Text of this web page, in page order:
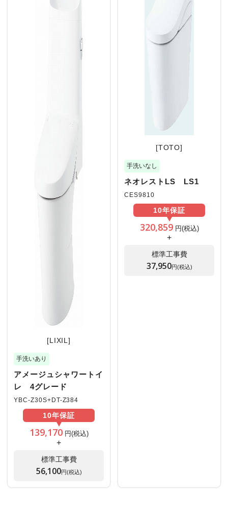
[LIXIL]
手洗いあり
アメージュシャワートイ
レ 4グレード
YBC-Z30S+DT-Z384
10年保証
139,170円(税込)
+
標準工事費
56,100円(税込)
[TOTO]
手洗いなし
ネオレストLS LS1
CES9810
10年保証
320,859円(税込)
+
標準工事費
37,950円(税込)